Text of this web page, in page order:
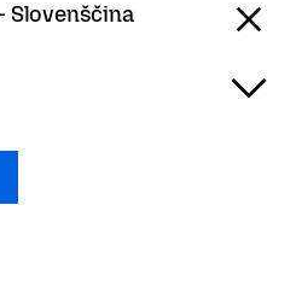
Slovenščina